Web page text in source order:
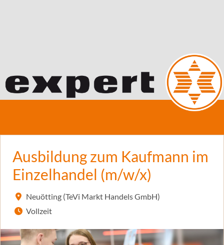
Ausbildung zum Kaufmann im
Einzelhandel (m/w/x)
Neuötting (TeVi Markt Handels GmbH)
Vollzeit